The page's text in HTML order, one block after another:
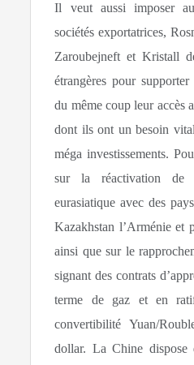
Il veut aussi imposer
sociétés exportatrices,
Zaroubejneft et Kristall
étrangères pour
du même coup leur accès
dont ils ont un besoin
méga investissements.
sur la réactivation de
eurasiatique avec des
Kazakhstan l’Arménie et
ainsi que sur le
signant des contrats
terme de gaz et en
convertibilité Yuan/
dollar. La Chine dispose